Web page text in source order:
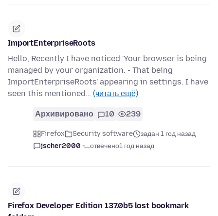
ImportEnterpriseRoots
Hello, Recently I have noticed 'Your browser is being
managed by your organization. - That being
ImportEnterpriseRoots' appearing in settings. I have
seen this mentioned… (читать ещё)
Архивировано 10 239
Firefox Security software
задан 1 год назад
jscher2000 -...отвечено1 год назад
Firefox Developer Edition 137.0b5 lost bookmark